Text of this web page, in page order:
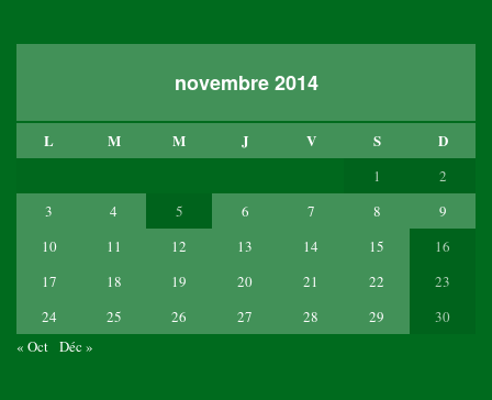
novembre 2014
L M M J V S D
1
2
3
4 5 6 7 8
9
10
11 12 13 14 15
16
17
18 19 20 21 22
23
24
25 26 27 28 29
30
« Oct Déc »